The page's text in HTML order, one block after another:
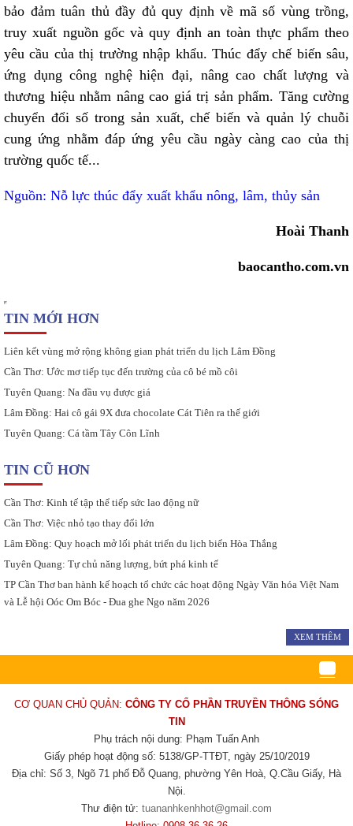
bảo đảm tuân thủ đầy đủ quy định về mã số vùng trồng,
truy xuất nguồn gốc và quy định an toàn thực phẩm theo
yêu cầu của thị trường nhập khẩu. Thúc đẩy chế biến sâu,
ứng dụng công nghệ hiện đại, nâng cao chất lượng và
thương hiệu nhằm nâng cao giá trị sản phẩm. Tăng cường
chuyển đổi số trong sản xuất, chế biến và quản lý chuỗi
cung ứng nhằm đáp ứng yêu cầu ngày càng cao của thị
trường quốc tế...
Nguồn: Nỗ lực thúc đẩy xuất khẩu nông, lâm, thủy sản
Hoài Thanh
baocantho.com.vn
TIN MỚI HƠN
Liên kết vùng mở rộng không gian phát triển du lịch Lâm Đồng
Cần Thơ: Ước mơ tiếp tục đến trường của cô bé mồ côi
Tuyên Quang: Na đầu vụ được giá
Lâm Đồng: Hai cô gái 9X đưa chocolate Cát Tiên ra thế giới
Tuyên Quang: Cá tầm Tây Côn Lĩnh
TIN CŨ HƠN
Cần Thơ: Kinh tế tập thể tiếp sức lao động nữ
Cần Thơ: Việc nhỏ tạo thay đổi lớn
Lâm Đồng: Quy hoạch mở lối phát triển du lịch biển Hòa Thắng
Tuyên Quang: Tự chủ năng lượng, bứt phá kinh tế
TP Cần Thơ ban hành kế hoạch tổ chức các hoạt động Ngày Văn hóa Việt Nam
và Lễ hội Oóc Om Bóc - Đua ghe Ngo năm 2026
XEM THÊM
CƠ QUAN CHỦ QUẢN: CÔNG TY CỔ PHẦN TRUYỀN THÔNG SÓNG
TIN
Phụ trách nội dung: Phạm Tuấn Anh
Giấy phép hoạt động số: 5138/GP-TTĐT, ngày 25/10/2019
Địa chỉ: Số 3, Ngõ 71 phố Đỗ Quang, phường Yên Hoà, Q.Cầu Giấy, Hà
Nội.
Thư điện tử: tuananhkenhhot@gmail.com